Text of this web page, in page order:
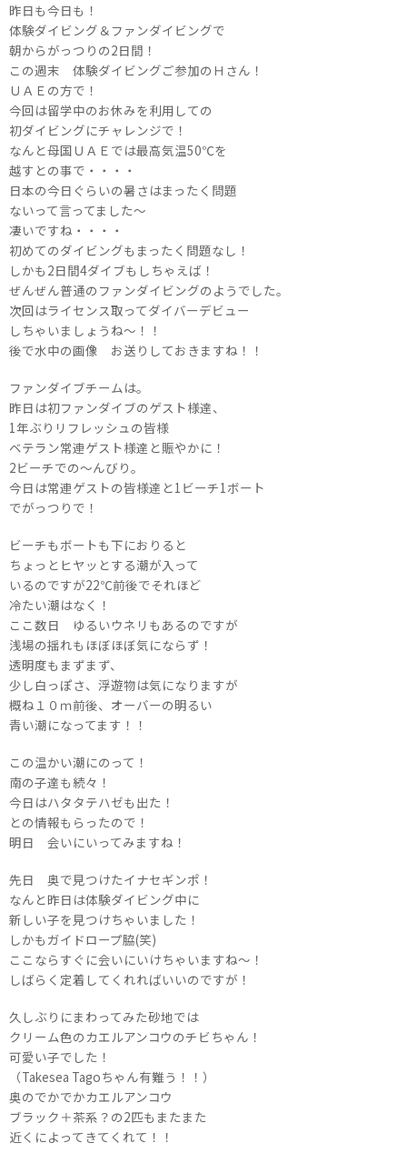
昨日も今日も！
体験ダイビング＆ファンダイビングで
朝からがっつりの2日間！
この週末 体験ダイビングご参加のＨさん！
ＵＡＥの方で！
今回は留学中のお休みを利用しての
初ダイビングにチャレンジで！
なんと母国ＵＡＥでは最高気温50℃を
越すとの事で・・・・
日本の今日ぐらいの暑さはまったく問題
ないって言ってました～
凄いですね・・・・
初めてのダイビングもまったく問題なし！
しかも2日間4ダイブもしちゃえば！
ぜんぜん普通のファンダイビングのようでした。
次回はライセンス取ってダイバーデビュー
しちゃいましょうね～！！
後で水中の画像 お送りしておきますね！！
ファンダイブチームは。
昨日は初ファンダイブのゲスト様達、
1年ぶりリフレッシュの皆様
ベテラン常連ゲスト様達と賑やかに！
2ビーチでの～んびり。
今日は常連ゲストの皆様達と1ビーチ1ボート
でがっつりで！
ビーチもボートも下におりると
ちょっとヒヤッとする潮が入って
いるのですが22℃前後でそれほど
冷たい潮はなく！
ここ数日 ゆるいウネリもあるのですが
浅場の揺れもほぼほぼ気にならず！
透明度もまずまず、
少し白っぽさ、浮遊物は気になりますが
概ね１０ｍ前後、オーバーの明るい
青い潮になってます！！
この温かい潮にのって！
南の子達も続々！
今日はハタタテハゼも出た！
との情報もらったので！
明日 会いにいってみますね！
先日 奥で見つけたイナセギンポ！
なんと昨日は体験ダイビング中に
新しい子を見つけちゃいました！
しかもガイドロープ脇(笑)
ここならすぐに会いにいけちゃいますね～！
しばらく定着してくれればいいのですが！
久しぶりにまわってみた砂地では
クリーム色のカエルアンコウのチビちゃん！
可愛い子でした！
（Takesea Tagoちゃん有難う！！）
奥のでかでかカエルアンコウ
ブラック＋茶系？の2匹もまたまた
近くによってきてくれて！！